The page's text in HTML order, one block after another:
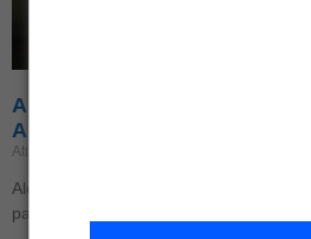
Aldo Solar by Descarbonize
America 2025
Atualizado em 19 de setembro de 2025
Aldo Solar na Intersolar 2025: novas
para integradores, inovação logística e